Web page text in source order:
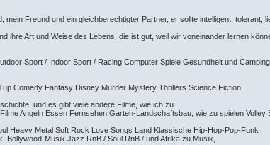
Freund und ein gleichberechtigter Partner, er sollte intelligent, tolerant,
ihre Art und Weise des Lebens, die ist gut, weil wir voneinander lernen
Sport / Indoor Sport / Racing Computer Spiele Gesundheit und
Comedy Fantasy Disney Murder Mystery Thrillers Science Fiction
und es gibt viele andere Filme, wie ich zu
Angeln Essen Fernsehen Garten-Landschaftsbau, wie zu spielen
Heavy Metal Soft Rock Love Songs Land Klassische Hip-Hop-Pop-Funk
Bollywood-Musik Jazz RnB / Soul RnB / und Afrika zu Musik,